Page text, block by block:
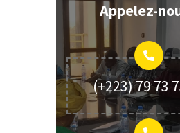
Appelez-
(+223) 79 73